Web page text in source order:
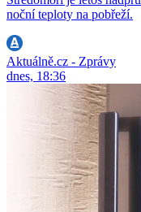
noční teploty na pobřeží.
Aktuálně.cz - Zprávy
dnes, 18:36